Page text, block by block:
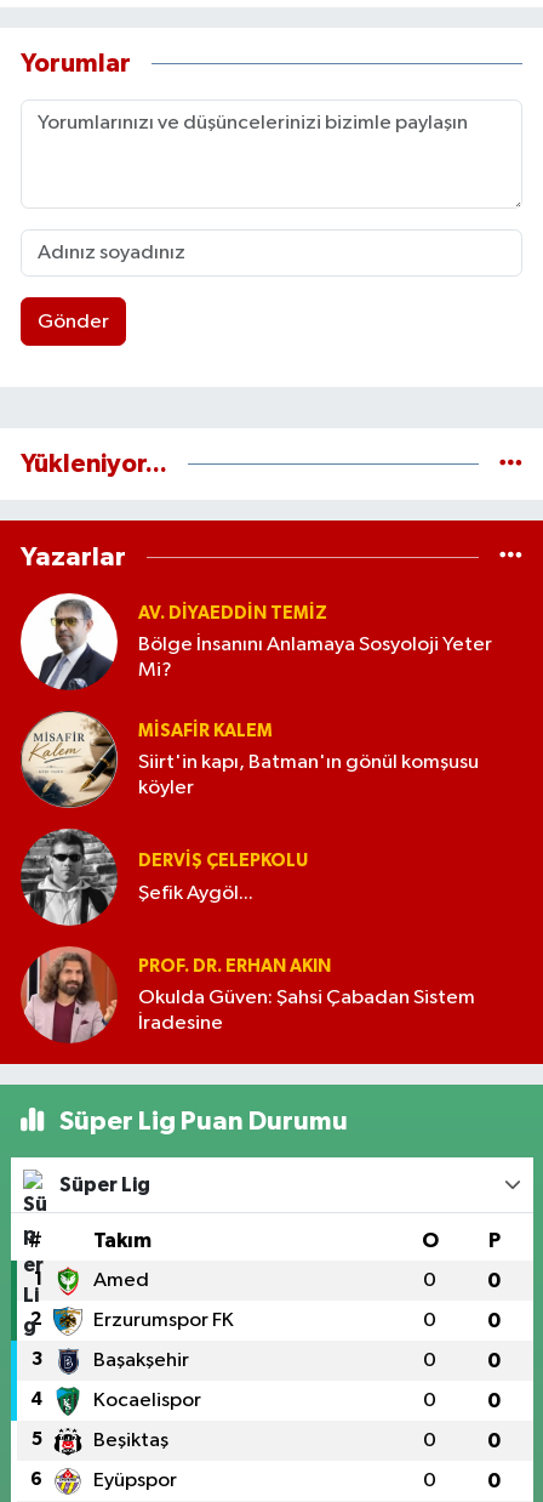
Yorumlar
Gönder
Yükleniyor...
Yazarlar
AV. DIYAEDDIN TEMIZ
Bölge İnsanını Anlamaya Sosyoloji Yeter
Mi?
MISAFIR KALEM
Siirt'in kapı, Batman'ın gönül komşusu
köyler
DERVIŞ ÇELEPKOLU
Şefik Aygöl...
PROF. DR. ERHAN AKIN
Okulda Güven: Şahsi Çabadan Sistem
İradesine
Süper Lig Puan Durumu
Süper Lig
# Takım O P
1 Amed 0 0
2 Erzurumspor FK 0 0
3 Başakşehir 0 0
4 Kocaelispor 0 0
5 Beşiktaş 0 0
6 Eyüpspor 0 0